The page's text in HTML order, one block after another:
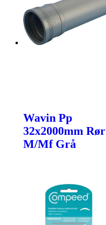
Wavin Pp
32x2000mm Rør
M/Mf Grå